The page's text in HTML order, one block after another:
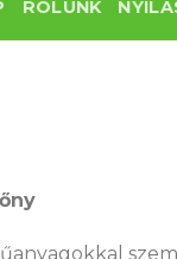
RÓLUNK